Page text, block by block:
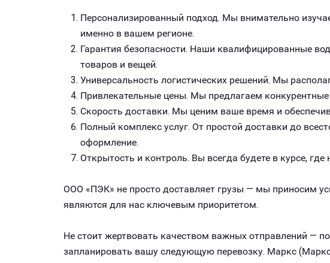
Персонализированный подход. Мы внимательно
именно в вашем регионе.
Гарантия безопасности. Наши квалифицированные
товаров и вещей.
Универсальность логистических решений. Мы
Привлекательные цены. Мы предлагаем
Скорость доставки. Мы ценим ваше время и
Полный комплекс услуг. От простой доставки до
оформление.
Открытость и контроль. Вы всегда будете в курсе,
ООО «ПЭК» не просто доставляет грузы — мы приносим
являются для нас ключевым приоритетом.
Не стоит жертвовать качеством важных отправлений —
запланировать вашу следующую перевозку. Маркс